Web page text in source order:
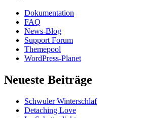
Dokumentation
FAQ
News-Blog
Support Forum
Themepool
WordPress-Planet
Neueste Beiträge
Schwuler Winterschlaf
Detaching Love